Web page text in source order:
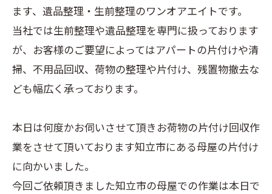
ます、遺品整理・生前整理のワンオアエイトです。
当社では生前整理や遺品整理を専門に扱っております
が、お客様のご要望によってはアパートの片付けや清
掃、不用品回収、荷物の整理や片付け、残置物撤去な
ども幅広く承っております。
本日は何度かお伺いさせて頂きお荷物の片付け回収作
業をさせて頂いております知立市にある母屋の片付け
に向かいました。
今回ご依頼頂きました知立市の母屋での作業は本日で